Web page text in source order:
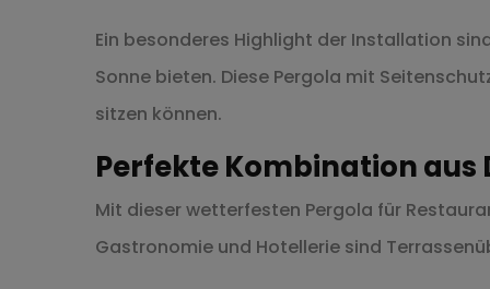
Ein besonderes Highlight der Installation
Sonne bieten. Diese Pergola mit
sitzen können.
Perfekte Kombination
Mit dieser wetterfesten Pergola für
Gastronomie und Hotellerie sind